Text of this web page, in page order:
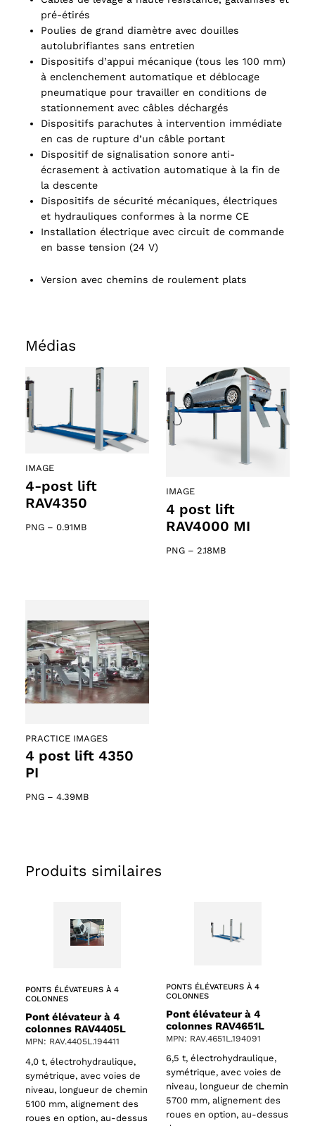
pré-étirés
Poulies de grand diamètre avec douilles
autolubrifiantes sans entretien
Dispositifs d’appui mécanique (tous les 100 mm)
à enclenchement automatique et déblocage
pneumatique pour travailler en conditions de
stationnement avec câbles déchargés
Dispositifs parachutes à intervention immédiate
en cas de rupture d’un câble portant
Dispositif de signalisation sonore anti-
écrasement à activation automatique à la fin de
la descente
Dispositifs de sécurité mécaniques, électriques
et hydrauliques conformes à la norme CE
Installation électrique avec circuit de commande
en basse tension (24 V)
Version avec chemins de roulement plats
Médias
IMAGE
4-post lift
RAV4350
PNG – 0.91MB
IMAGE
4 post lift
RAV4000 MI
PNG – 2.18MB
PRACTICE IMAGES
4 post lift 4350
PI
PNG – 4.39MB
Produits similaires
PONTS ÉLÉVATEURS À 4
COLONNES
Pont élévateur à 4
colonnes RAV4405L
MPN: RAV.4405L.194411
4,0 t, électrohydraulique,
symétrique, avec voies de
niveau, longueur de chemin
5100 mm, alignement des
roues en option, au-dessus
PONTS ÉLÉVATEURS À 4
COLONNES
Pont élévateur à 4
colonnes RAV4651L
MPN: RAV.4651L.194091
6,5 t, électrohydraulique,
symétrique, avec voies de
niveau, longueur de chemin
5700 mm, alignement des
roues en option, au-dessus